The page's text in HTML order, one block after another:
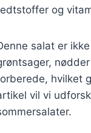
og
salat er
hvilket
vil vi